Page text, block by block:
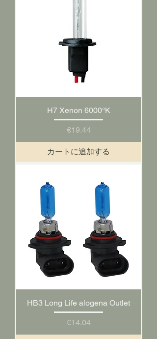
H7 Xenon 6000°K
価格
€19.44
カートに追加する
HB3 Long Life alogena Outlet
価格
€14.04